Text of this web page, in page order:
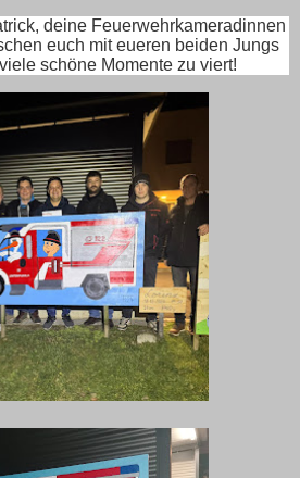
deine Feuerwehrkameradinnen
euch mit eueren beiden Jungs
schöne Momente zu viert!